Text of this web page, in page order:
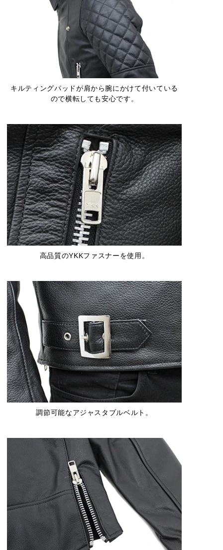
キルティングパッドが肩から腕にかけて付いている
ので横転しても安心です。
高品質のYKKファスナーを使用。
調節可能なアジャスタブルベルト。